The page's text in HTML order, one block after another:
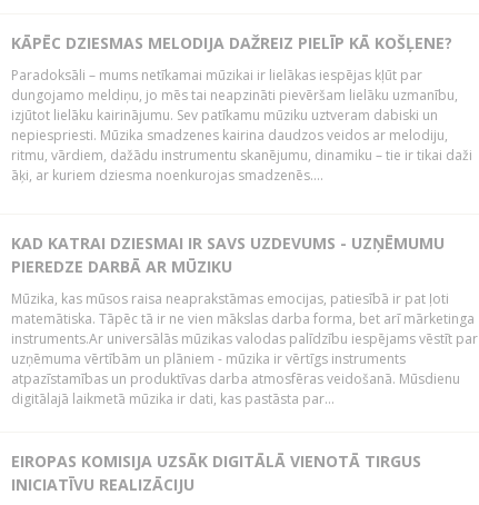
KĀPĒC DZIESMAS MELODIJA DAŽREIZ PIELĪP KĀ KOŠĻENE?
Paradoksāli – mums netīkamai mūzikai ir lielākas iespējas kļūt par
dungojamo meldiņu, jo mēs tai neapzināti pievēršam lielāku uzmanību,
izjūtot lielāku kairinājumu. Sev patīkamu mūziku uztveram dabiski un
nepiespriesti. Mūzika smadzenes kairina daudzos veidos ar melodiju,
ritmu, vārdiem, dažādu instrumentu skanējumu, dinamiku – tie ir tikai daži
āķi, ar kuriem dziesma noenkurojas smadzenēs....
KAD KATRAI DZIESMAI IR SAVS UZDEVUMS - UZŅĒMUMU
PIEREDZE DARBĀ AR MŪZIKU
Mūzika, kas mūsos raisa neaprakstāmas emocijas, patiesībā ir pat ļoti
matemātiska. Tāpēc tā ir ne vien mākslas darba forma, bet arī mārketinga
instruments.Ar universālās mūzikas valodas palīdzību iespējams vēstīt par
uzņēmuma vērtībām un plāniem - mūzika ir vērtīgs instruments
atpazīstamības un produktīvas darba atmosfēras veidošanā. Mūsdienu
digitālajā laikmetā mūzika ir dati, kas pastāsta par...
EIROPAS KOMISIJA UZSĀK DIGITĀLĀ VIENOTĀ TIRGUS
INICIATĪVU REALIZĀCIJU